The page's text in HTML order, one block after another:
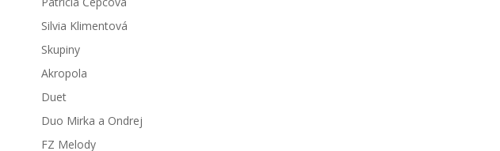
Silvia Klimentová
Skupiny
Akropola
Duet
Duo Mirka a Ondrej
FZ Melody